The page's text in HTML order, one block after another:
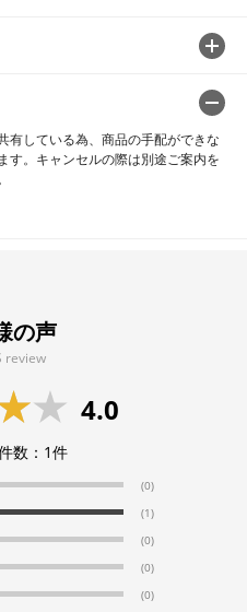
している為、商品の手配ができな
す。キャンセルの際は別途ご案内を
の声
review
4.0
数： 1件
(0)
(1)
(0)
(0)
(0)